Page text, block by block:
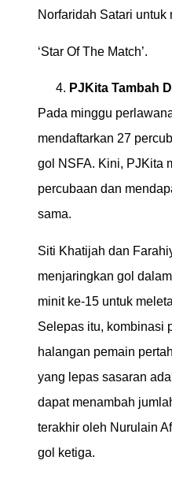
Norfaridah Satari untuk
‘Star Of The Match’.
PJKita Tambah
Pada minggu
mendaftarkan 27
gol NSFA. Kini, PJKita
percubaan dan
sama.
Siti Khatijah dan
menjaringkan gol
minit ke-15 untuk
Selepas itu, kombinasi
halangan pemain
yang lepas sasaran
dapat menambah
terakhir oleh Nurulain
gol ketiga.